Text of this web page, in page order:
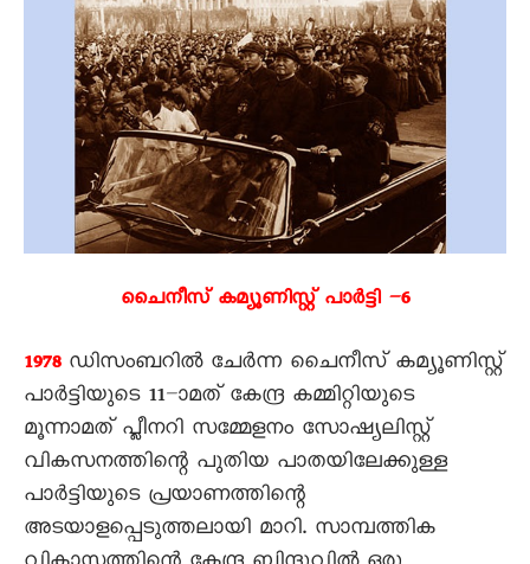
ചെെനീസ് കമ്യൂണിസ്റ്റ് പാർട്ടി –6
1978ഡിസംബറിൽ ചേർന്ന ചെെനീസ് കമ്യൂണിസ്റ്റ്
പാർട്ടിയുടെ 11–ാമത് കേന്ദ്ര കമ്മിറ്റിയുടെ
മൂന്നാമത് പ്ലീനറി സമ്മേളനം സോഷ്യലിസ്റ്റ്
വികസനത്തിന്റെ പുതിയ പാതയിലേക്കുള്ള
പാർട്ടിയുടെ പ്രയാണത്തിന്റെ
അടയാളപ്പെടുത്തലായി മാറി. സാമ്പത്തിക